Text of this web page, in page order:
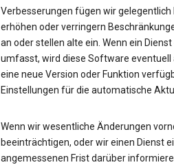
Verbesserungen fügen wir
erhöhen oder verringern
an oder stellen alte ein. Wenn ein
umfasst, wird diese Software
eine neue Version oder Funktion
Einstellungen für die automatische
Wenn wir wesentliche Änderungen
beeinträchtigen, oder wir einen Dienst
angemessenen Frist darüber